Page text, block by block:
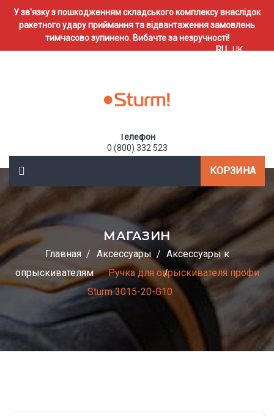
У зв'язку з пошкодженням складського комплексу внаслідок
ракетного удару приймання та відвантаження замовлень
тимчасово зупинено. Вибачте за незручності!
Телефон
0 (800) 332 523
КОРЗИНА
МАГАЗИН
Главная Аксессуары
Аксессуары к
опрыскивателям
Ручка для опрыскивателя профи
Sturm 3015-20-G10
RU UK